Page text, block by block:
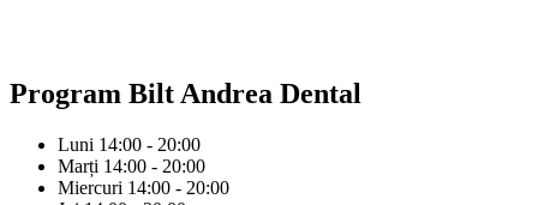
Program Bilt Andrea Dental
Luni 14:00 - 20:00
Marți 14:00 - 20:00
Miercuri 14:00 - 20:00